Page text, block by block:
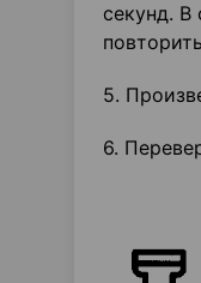
секунд. В
5.
6.